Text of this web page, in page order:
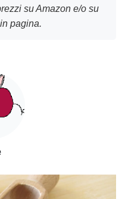
su Amazon e/o su
pagina.